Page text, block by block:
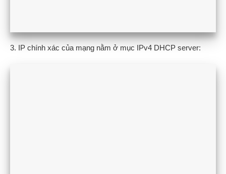
3. IP chính xác của mạng nằm ở mục IPv4 DHCP server: